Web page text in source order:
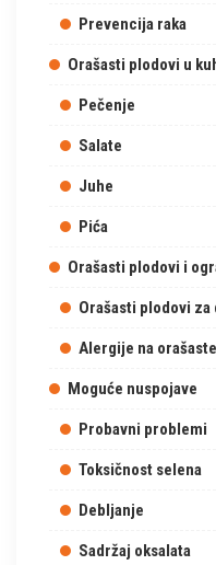
Prevencija raka
Orašasti plodovi u
Pečenje
Salate
Juhe
Pića
Orašasti plodovi i
Orašasti plodovi
Alergije na
Moguće nuspojave
Probavni problemi
Toksičnost selena
Debljanje
Sadržaj oksalata